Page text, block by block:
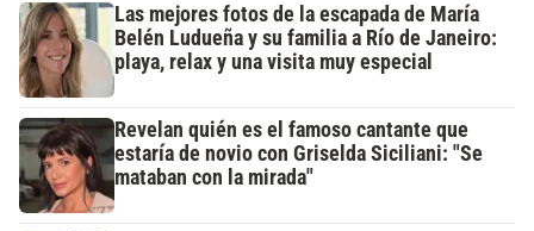
Las mejores fotos de la escapada de María
Belén Ludueña y su familia a Río de Janeiro:
playa, relax y una visita muy especial
Revelan quién es el famoso cantante que
estaría de novio con Griselda Siciliani: "Se
mataban con la mirada"